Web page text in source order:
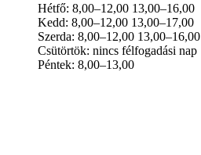
Hétfő: 8,00–12,00 13,00–16,00
Kedd: 8,00–12,00 13,00–17,00
Szerda: 8,00–12,00 13,00–16,00
Csütörtök: nincs félfogadási nap
Péntek: 8,00–13,00